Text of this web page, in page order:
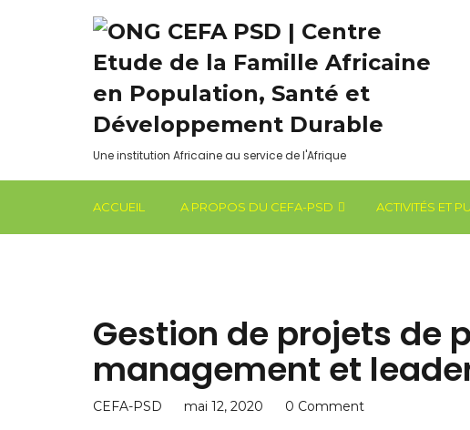
Une institution Africaine au service de l'Afrique
ACCUEIL A PROPOS DU CEFA-PSD ACTIVITÉS ET
Gestion de projets de
management et
CEFA-PSD mai 12, 2020 0 Comment